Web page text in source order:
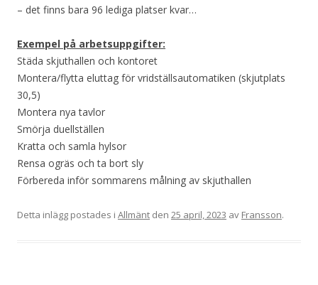
– det finns bara 96 lediga platser kvar…
Exempel på arbetsuppgifter:
Städa skjuthallen och kontoret
Montera/flytta eluttag för vridställsautomatiken (skjutplats
30,5)
Montera nya tavlor
Smörja duellställen
Kratta och samla hylsor
Rensa ogräs och ta bort sly
Förbereda inför sommarens målning av skjuthallen
Detta inlägg postades i Allmänt den 25 april, 2023 av Fransson.